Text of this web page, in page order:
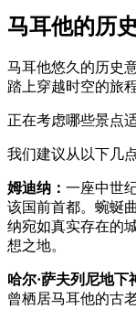
马耳他的历
马耳他悠久的历史
踏上穿越时空的旅
正在考虑哪些景点
我们建议从以下几
姆迪纳： 一座中世
该国前首都。蜿蜒
纳宛如真实存在的
想之地。
哈尔·萨夫列尼地下
曾栖居马耳他的古